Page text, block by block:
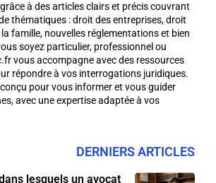
à des articles clairs et précis couvrant
thématiques : droit des entreprises, droit
famille, nouvelles réglementations et bien
soyez particulier, professionnel ou
vous accompagne avec des ressources
répondre à vos interrogations juridiques.
pour vous informer et vous guider
avec une expertise adaptée à vos
DERNIERS ARTICLES
lesquels un avocat